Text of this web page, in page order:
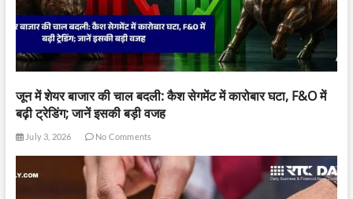
जून में शेयर बाजार की चाल बदली: कैश सेगमेंट में कारोबार घटा, F&O में
बढ़ी ट्रेडिंग; जानें इसकी बड़ी वजह
July 3, 2026 No Comments